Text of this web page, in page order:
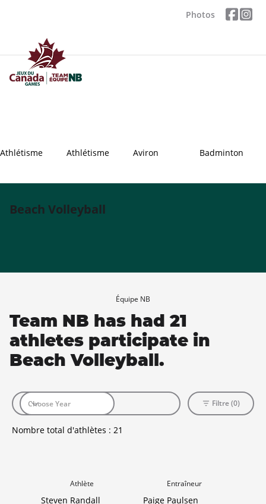
Photos
Athlétisme Athlétisme Aviron Badminton
Beach Volleyball
Équipe NB
Team NB has had 21
athletes participate in
Beach Volleyball.
Nombre total d'athlètes : 21
Filtre (0)
Athlète
Steven Randall
Entraîneur
Paige Paulsen